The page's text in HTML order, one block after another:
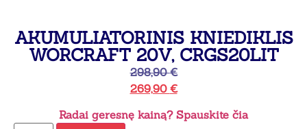
AKUMULIATORINIS KNIEDIKLIS
WORCRAFT 20V, CRGS20LIT
298,90€
269,90 €
Radai geresnę kainą? Spauskite čia